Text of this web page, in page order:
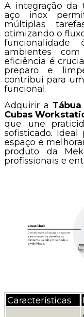
A integração da
aço inox
múltiplas
otimizando o
ambientes
eficiência é
preparo e
contribui para
funcional.
Adquirir a
Cubas
que une
sofisticado.
espaço e
produto da
profissionais e
Características